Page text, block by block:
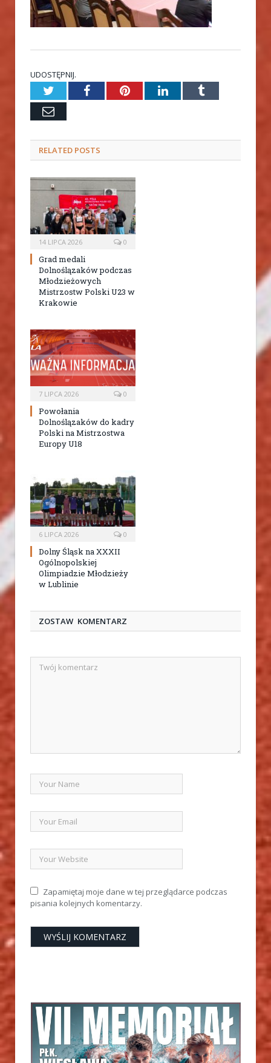
UDOSTĘPNIJ.
TwitterFacebookPinterestLinkedInTumblr
Email
RELATED POSTS
14 LIPCA 2026 0
Grad medali
Dolnoślązaków podczas
Młodzieżowych
Mistrzostw Polski U23 w
Krakowie
7 LIPCA 2026 0
Powołania
Dolnoślązaków do kadry
Polski na Mistrzostwa
Europy U18
6 LIPCA 2026 0
Dolny Śląsk na XXXII
Ogólnopolskiej
Olimpiadzie Młodzieży
w Lublinie
ZOSTAW KOMENTARZ
Zapamiętaj moje dane w tej przeglądarce podczas
pisania kolejnych komentarzy.